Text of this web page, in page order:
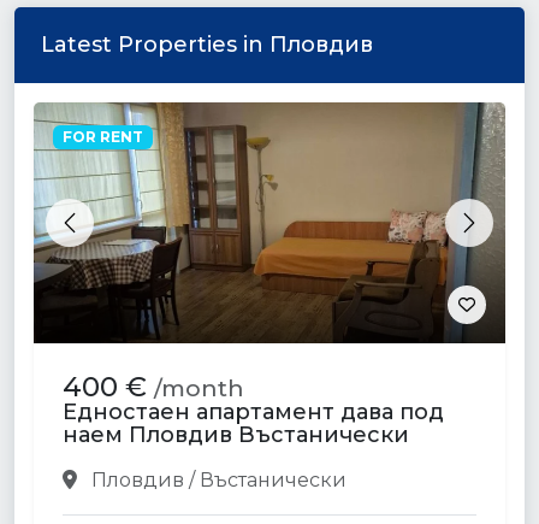
Latest Properties in Пловдив
Previous Next
FOR RENT
400 € /month
Едностаен апартамент дава под
наем Пловдив Въстанически
Пловдив / Въстанически